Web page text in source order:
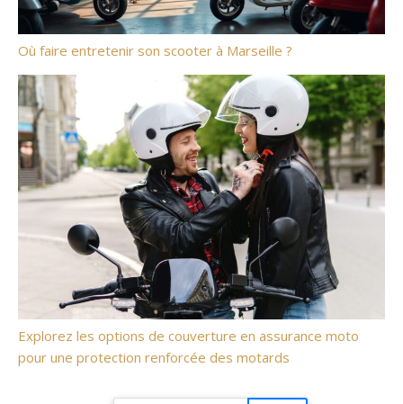
Où faire entretenir son scooter à Marseille ?
Explorez les options de couverture en assurance moto
pour une protection renforcée des motards